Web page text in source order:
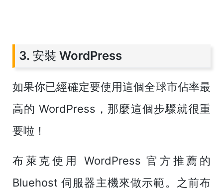
3. 安裝 WordPress
如果你已經確定要使用這個全球市佔率最
高的 WordPress，那麼這個步驟就很重
要啦！
布萊克使用 WordPress 官方推薦的
Bluehost 伺服器主機來做示範。之前布